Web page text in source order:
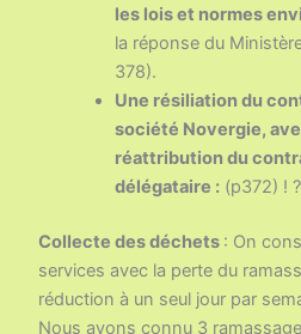
les lois et normes
la réponse du
378).
Une résiliation du
société Novergie,
réattribution du
délégataire : (p372) ! ?
Collecte des déchets : On
services avec la perte du
réduction à un seul jour par
Nous avons connu 3